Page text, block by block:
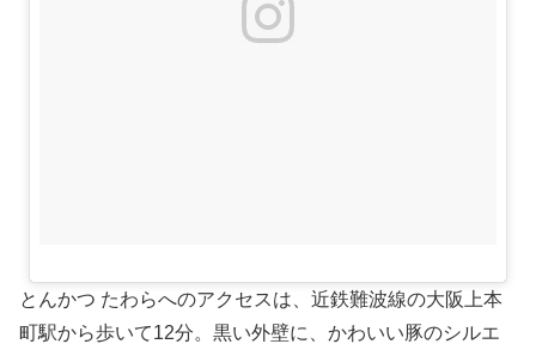
とんかつ たわらへのアクセスは、近鉄難波線の大阪上本
町駅から歩いて12分。黒い外壁に、かわいい豚のシルエ